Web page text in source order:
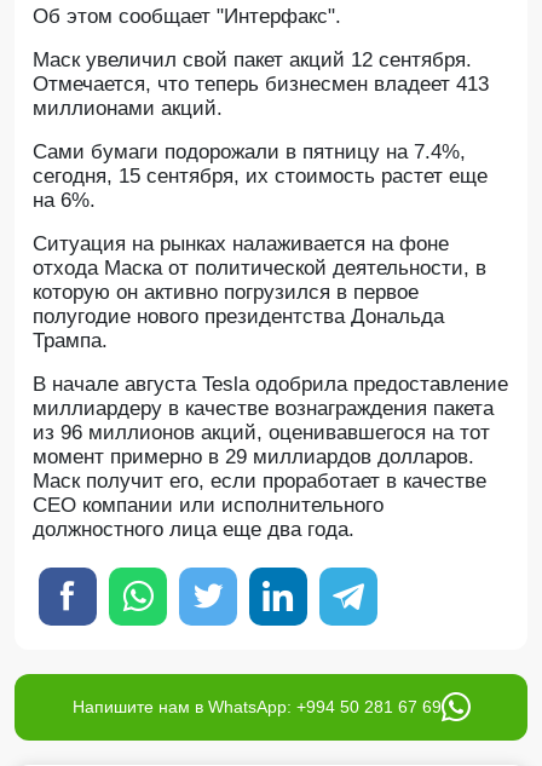
Об этом сообщает "Интерфакс".
Маск увеличил свой пакет акций 12 сентября.
Отмечается, что теперь бизнесмен владеет 413
миллионами акций.
Сами бумаги подорожали в пятницу на 7.4%,
сегодня, 15 сентября, их стоимость растет еще
на 6%.
Ситуация на рынках налаживается на фоне
отхода Маска от политической деятельности, в
которую он активно погрузился в первое
полугодие нового президентства Дональда
Трампа.
В начале августа Tesla одобрила предоставление
миллиардеру в качестве вознаграждения пакета
из 96 миллионов акций, оценивавшегося на тот
момент примерно в 29 миллиардов долларов.
Маск получит его, если проработает в качестве
CEO компании или исполнительного
должностного лица еще два года.
Напишите нам в WhatsApp: +994 50 281 67 69